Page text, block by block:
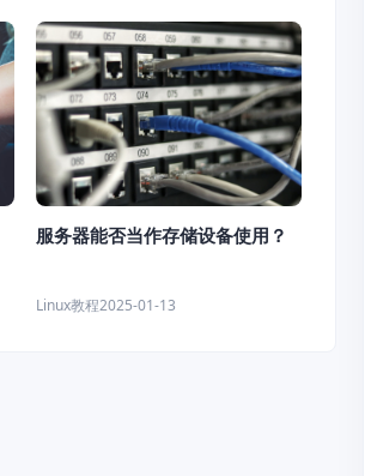
服务器能否当作存储设备使用？
Linux教程2025-01-13